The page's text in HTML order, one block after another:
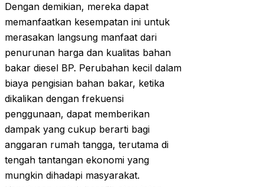
Dengan demikian, mereka dapat
memanfaatkan kesempatan ini untuk
merasakan langsung manfaat dari
penurunan harga dan kualitas bahan
bakar diesel BP. Perubahan kecil dalam
biaya pengisian bahan bakar, ketika
dikalikan dengan frekuensi
penggunaan, dapat memberikan
dampak yang cukup berarti bagi
anggaran rumah tangga, terutama di
tengah tantangan ekonomi yang
mungkin dihadapi masyarakat.